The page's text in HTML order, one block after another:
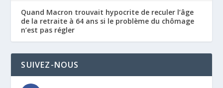
Quand Macron trouvait hypocrite de reculer l’âge
de la retraite à 64 ans si le problème du chômage
n’est pas régler
SUIVEZ-NOUS